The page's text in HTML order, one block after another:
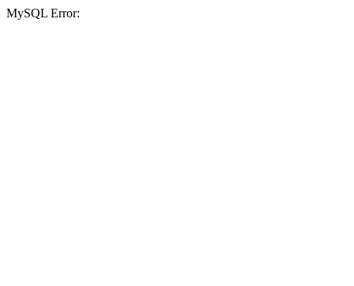
MySQL Error: